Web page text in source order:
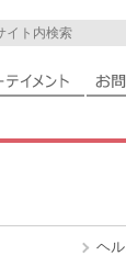
ヘ